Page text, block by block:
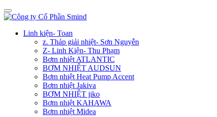
Linh kiện- Toan
z. Tháp giải nhiệt- Sơn Nguyễn
Z- Linh Kiện- Thu Phạm
Bơm nhiệt ATLANTIC
BƠM NHIỆT AUDSUN
Bơm nhiệt Heat Pump Accent
Bơm nhiệt Jakiva
BƠM NHIỆT jiko
Bơm nhiệt KAHAWA
Bơm nhiệt Midea